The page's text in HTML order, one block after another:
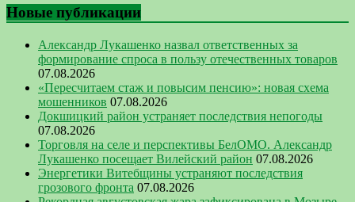
Новые публикации
Александр Лукашенко назвал ответственных за
формирование спроса в пользу отечественных товаров
07.08.2026
«Пересчитаем стаж и повысим пенсию»: новая схема
мошенников 07.08.2026
Докшицкий район устраняет последствия непогоды
07.08.2026
Торговля на селе и перспективы БелОМО. Александр
Лукашенко посещает Вилейский район 07.08.2026
Энергетики Витебщины устраняют последствия
грозового фронта 07.08.2026